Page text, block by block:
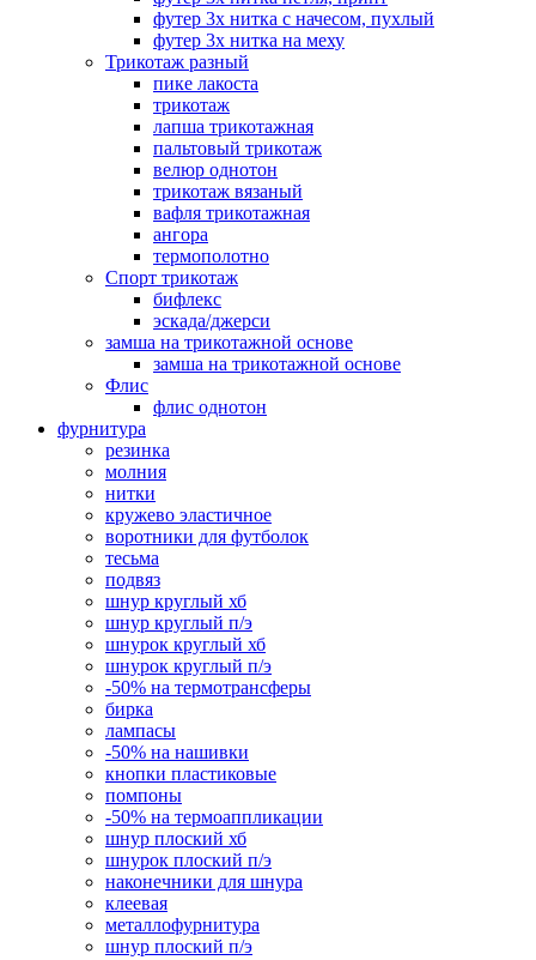
футер 3х нитка с начесом, пухлый
футер 3х нитка на меху
Трикотаж разный
пике лакоста
трикотаж
лапша трикотажная
пальтовый трикотаж
велюр однотон
трикотаж вязаный
вафля трикотажная
ангора
термополотно
Спорт трикотаж
бифлекс
эскада/джерси
замша на трикотажной основе
замша на трикотажной основе
Флис
флис однотон
фурнитура
резинка
молния
нитки
кружево эластичное
воротники для футболок
тесьма
подвяз
шнур круглый хб
шнур круглый п/э
шнурок круглый хб
шнурок круглый п/э
-50% на термотрансферы
бирка
лампасы
-50% на нашивки
кнопки пластиковые
помпоны
-50% на термоаппликации
шнур плоский хб
шнурок плоский п/э
наконечники для шнура
клеевая
металлофурнитура
шнур плоский п/э